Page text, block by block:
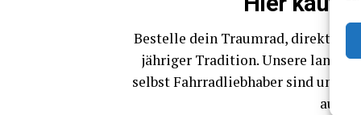
Bestel­le dein Traum­rad, direkt
jäh­ri­ger Tra­di­ti­on. Unse­re
selbst Fahr­rad­lieb­ha­ber sind und
auf